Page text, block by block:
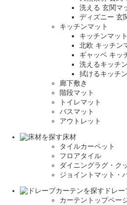
洗える 玄関マ
ディズニー 玄
キッチンマット
キッチンマッ
北欧 キッチン
ギャッベ キッ
洗えるキッチ
拭けるキッチ
廊下敷き
階段マット
トイレマット
バスマット
アウトレット
床材
タイルカーペット
フロアタイル
ダイニングラグ・ク
ジョイントマット・
ドレ
カーテントップペー